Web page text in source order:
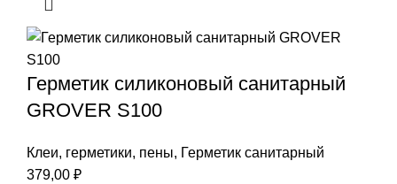
Герметик силиконовый санитарный
GROVER S100
Клеи, герметики, пены, Герметик санитарный
379,00 ₽